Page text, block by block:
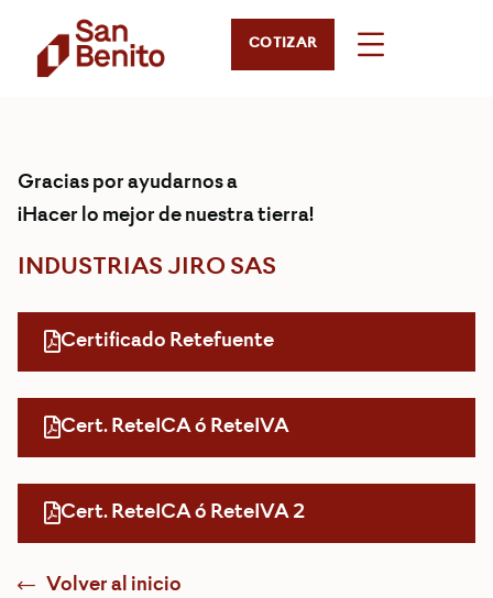
COTIZAR
Gracias por ayudarnos a
¡Hacer lo mejor de nuestra tierra!
INDUSTRIAS JIRO SAS
Certificado Retefuente
Cert. ReteICA ó ReteIVA
Cert. ReteICA ó ReteIVA 2
Volver al inicio